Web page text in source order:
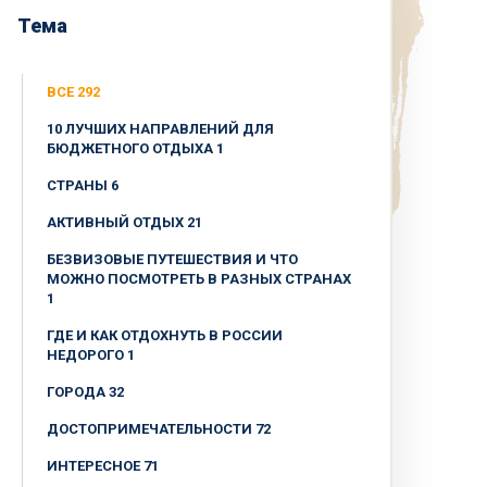
Тема
ВСЕ 292
10 ЛУЧШИХ НАПРАВЛЕНИЙ ДЛЯ
БЮДЖЕТНОГО ОТДЫХА 1
CТРАНЫ 6
АКТИВНЫЙ ОТДЫХ 21
БЕЗВИЗОВЫЕ ПУТЕШЕСТВИЯ И ЧТО
МОЖНО ПОСМОТРЕТЬ В РАЗНЫХ СТРАНАХ
1
ГДЕ И КАК ОТДОХНУТЬ В РОССИИ
НЕДОРОГО 1
ГОРОДА 32
ДОСТОПРИМЕЧАТЕЛЬНОСТИ 72
ИНТЕРЕСНОЕ 71